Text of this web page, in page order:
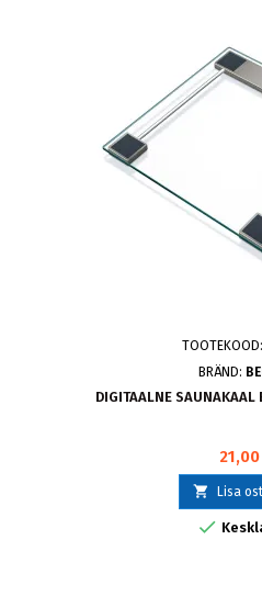
TOOTEKOOD:
BRÄND:
DIGITAALNE SAUNAKAAL
 Lisa
